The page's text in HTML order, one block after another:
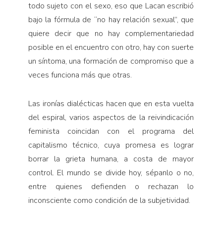
todo sujeto con el sexo, eso que Lacan escribió
bajo la fórmula de “no hay relación sexual”, que
quiere decir que no hay complementariedad
posible en el encuentro con otro, hay con suerte
un síntoma, una formación de compromiso que a
veces funciona más que otras.
Las ironías dialécticas hacen que en esta vuelta
del espiral, varios aspectos de la reivindicación
feminista coincidan con el programa del
capitalismo técnico, cuya promesa es lograr
borrar la grieta humana, a costa de mayor
control. El mundo se divide hoy, sépanlo o no,
entre quienes defienden o rechazan lo
inconsciente como condición de la subjetividad.